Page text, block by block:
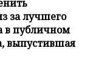
за лучшего
в публичном
выпустившая